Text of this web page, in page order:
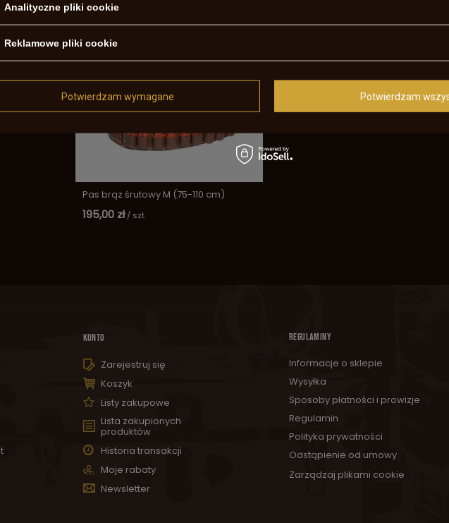
99,00 zł
Pas brąz śrutowy M (75-110 cm)
195,00 zł / szt.
KONTO
Zarejestruj się
Koszyk
Listy zakupowe
Lista zakupionych
produktów
Historia transakcji
Moje rabaty
Newsletter
REGULAMINY
Informacje o sklepie
Wysyłka
Sposoby płatności i prowizje
Regulamin
Polityka prywatności
Odstąpienie od umowy
Zarządzaj plikami cookie
Analityczne pliki cookie
Reklamowe pliki cookie
Potwierdzam wymagane Potwierdzam